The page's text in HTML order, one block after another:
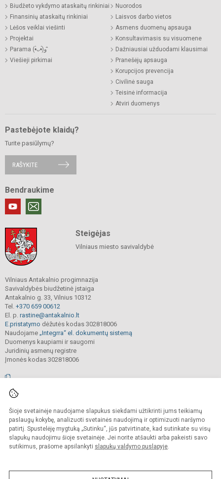
Šioje svetainėje naudojame slapukus siekdami užtikrinti jums teikiamų
paslaugų kokybę, analizuoti svetainės naudojimą ir optimizuoti naršymo
patirtį. Spustelėję mygtuką „Sutinku“, jūs patvirtinate, kad sutinkate su visų
slapukų naudojimu šioje svetainėje. Jei norite atšaukti arba pakeisti savo
sutikimus, prašome apsilankyti slapukų valdymo puslapyje.
Biudžeto vykdymo ataskaitų rinkiniai
Finansinių ataskaitų rinkiniai
Lėšos veiklai viešinti
Projektai
Parama (•̀ᴗ•́)و ̑̑
Viešieji pirkimai
Nuorodos
Laisvos darbo vietos
Asmens duomenų apsauga
Konsultavimasis su visuomene
Dažniausiai užduodami klausimai
Pranešėjų apsauga
Korupcijos prevencija
Civilinė sauga
Teisinė informacija
Atviri duomenys
Pastebėjote klaidų?
Turite pasiūlymų?
RAŠYKITE
Bendraukime
Steigėjas
Vilniaus miesto savivaldybė
Vilniaus Antakalnio progimnazija
Savivaldybės biudžetinė įstaiga
Antakalnio g. 33, Vilnius 10312
Tel. +370 659 00612
El. p. rastine@antakalnio.lt
E.pristatymo dėžutės kodas 302818006
Naudojame „Integrra“ el. dokumentų sistemą
Duomenys kaupiami ir saugomi
Juridinių asmenų registre
Įmonės kodas 302818006
Kopijuoti, cituoti ar kitaip atvaizduoti internetinės svetainės turinį be raštiško
mokyklos vadovų sutikimo yra draudžiama.
Prieinamumo paraiška Slapukų valdymas
Sumanus būdas atnaujinti